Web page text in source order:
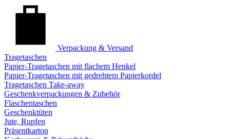
Verpackung & Versand
Tragetaschen
Papier-Tragetaschen mit flachem Henkel
Papier-Tragetaschen mit gedrehtem Papierkordel
Tragetaschen Take-away
Geschenkverpackungen & Zubehör
Flaschentaschen
Geschenktüten
Jute, Rupfen
Präsentkarton